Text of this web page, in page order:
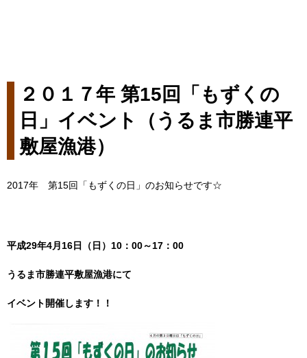
２０１７年 第15回「もずくの
日」イベント（うるま市勝連平
敷屋漁港）
2017年 第15回「もずくの日」のお知らせです☆
平成29年4月16日（日）10：00～17：00
うるま市勝連平敷屋漁港にて
イベント開催します！！